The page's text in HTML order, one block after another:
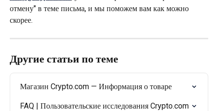
отмену" в теме письма, и мы поможем вам как можно
скорее.
Другие статьи по теме
Магазин Crypto.com — Информация о товаре
FAQ | Пользовательские исследования Crypto.com